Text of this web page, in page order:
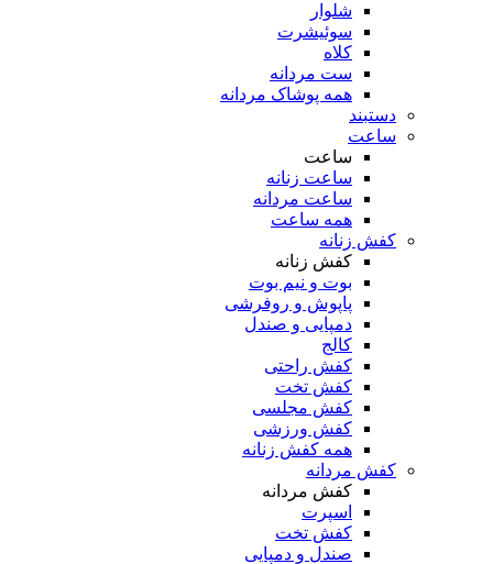
شلوار
سوئیشرت
کلاه
ست مردانه
همه پوشاک مردانه
دستبند
ساعت
ساعت
ساعت زنانه
ساعت مردانه
همه ساعت
کفش زنانه
کفش زنانه
بوت و نیم بوت
پاپوش و روفرشی
دمپایی و صندل
کالج
کفش راحتی
کفش تخت
کفش مجلسی
کفش ورزشی
همه کفش زنانه
کفش مردانه
کفش مردانه
اسپرت
کفش تخت
صندل و دمپایی